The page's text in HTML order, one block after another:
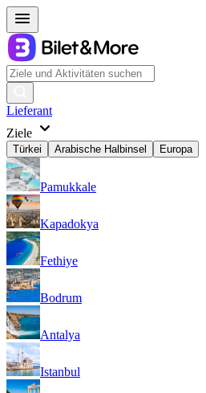
Lieferant
Ziele
Türkei Arabische Halbinsel Europa
Pamukkale
Kapadokya
Fethiye
Bodrum
Antalya
Istanbul